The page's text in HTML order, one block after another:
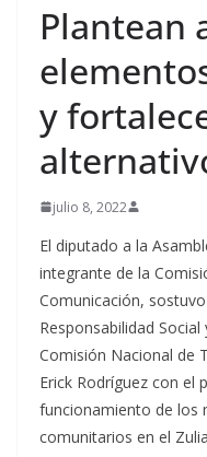
Plantean
y
julio 8, 2022
El diputado a la
integrante de la
Comunicación,
Responsabilidad
Comisión Nacional de
Erick Rodríguez con el
funcionamiento de los
comunitarios en el